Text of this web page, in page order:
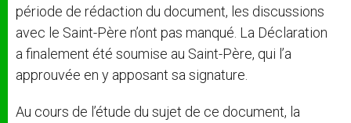
période de rédaction du document, les discussions
avec le Saint-Père n’ont pas manqué. La Déclaration
a finalement été soumise au Saint-Père, qui l’a
approuvée en y apposant sa signature.
Au cours de l’étude du sujet de ce document, la